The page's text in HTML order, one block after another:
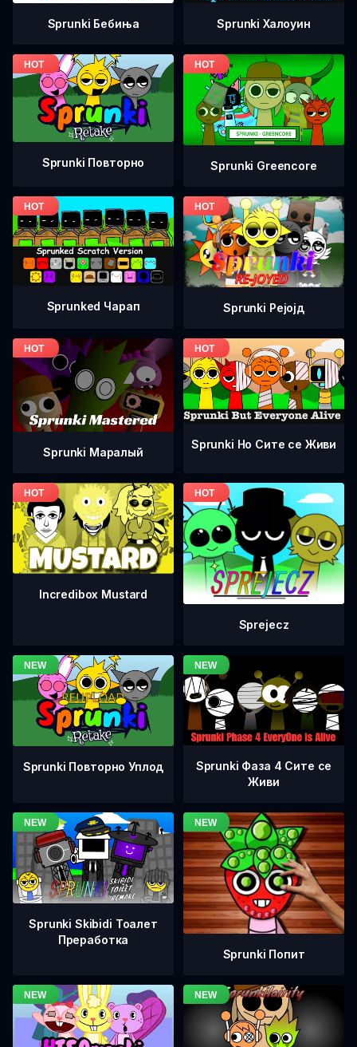
Sprunki Бебиња Sprunki Халоуин
Sprunki Повторно Sprunki Greencore
Sprunked Чарап Sprunki Рејојд
Sprunki Маралый
Sprunki Но Сите се Живи
Incredibox Mustard
Sprejecz
Sprunki Повторно Уплод
Sprunki Фаза 4 Сите се
Живи
Sprunki Skibidi Тоалет
Преработка
Sprunki Попит